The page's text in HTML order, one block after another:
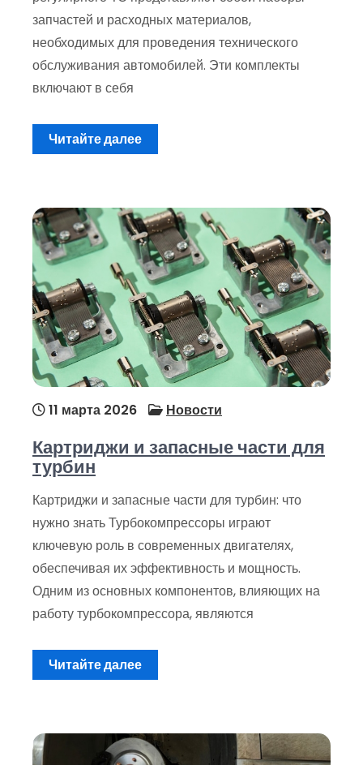
запчастей и расходных материалов,
необходимых для проведения технического
обслуживания автомобилей. Эти комплекты
включают в себя
Читайте далее
11 марта 2026 Новости
Картриджи и запасные части для
турбин
Картриджи и запасные части для турбин: что
нужно знать Турбокомпрессоры играют
ключевую роль в современных двигателях,
обеспечивая их эффективность и мощность.
Одним из основных компонентов, влияющих на
работу турбокомпрессора, являются
Читайте далее